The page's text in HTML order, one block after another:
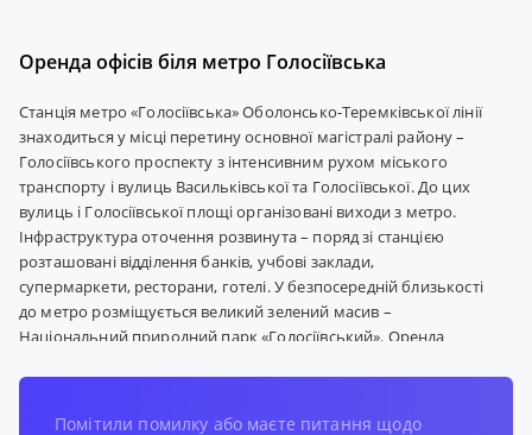
Оренда офісів біля метро Голосіївська
Станція метро «Голосіївська» Оболонсько-Теремківської лінії
знаходиться у місці перетину основної магістралі району –
Голосіївського проспекту з інтенсивним рухом міського
транспорту і вулиць Васильківської та Голосіївської. До цих
вулиць і Голосіївської площі організовані виходи з метро.
Інфраструктура оточення розвинута – поряд зі станцією
розташовані відділення банків, учбові заклади,
супермаркети, ресторани, готелі. У безпосередній близькості
до метро розміщується великий зелений масив –
Національний природний парк «Голосіївський». Оренда
бізнес-центрах, розташованих на відстані пішохідної
Помітили помилку або маєте питання щодо